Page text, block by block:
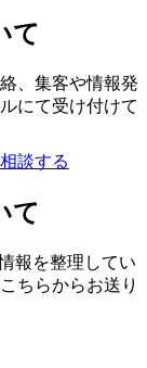
て
、集客や情報発
にて受け付けて
談する
て
報を整理してい
ちらからお送り